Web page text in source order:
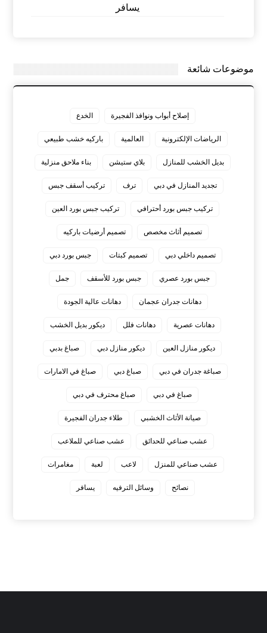
يسافر
موضوعات شائعة
إصلاح أبواب ونوافذ الفجيرة الخدع
الرياضات الإلكترونية العالمية باركيه خشب طبيعي
بديل الخشب للمنازل بلاي ستيشن بناء ملاحق منزلية
تجديد المنازل في دبي ترف تركيب أسقف جبس
تركيب جبس بورد أحترافي تركيب جبس بورد العين
تصميم أثاث مخصص تصميم أرضيات باركيه
تصميم داخلي دبي تصميم كبتات جبس بورد دبي
جبس بورد عصري جبس بورد للأسقف جمل
دهانات جدران عجمان دهانات عالية الجودة
دهانات عصرية دهانات فلل ديكور بديل الخشب
ديكور منازل العين ديكور منازل دبي صباغ بدبي
صباغة جدران في دبي صباغ دبي صباغ في الامارات
صباغ في دبي صباغ محترف في دبي
صيانة الأثاث الخشبي طلاء جدران الفجيرة
عشب صناعي للحدائق عشب صناعي للملاعب
عشب صناعي للمنزل لاعب لعبة مغامرات
نصائح وسائل الترفيه يسافر